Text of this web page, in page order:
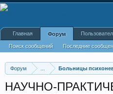
Форум Больницы
НАУЧНО-
Главная Форум
Поиск сообщений Последние